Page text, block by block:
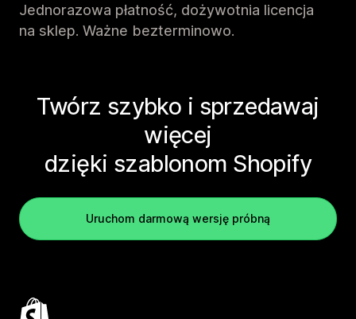
Jednorazowa płatność, dożywotnia licencja
na sklep. Ważne bezterminowo.
Twórz szybko i sprzedawaj
więcej
dzięki szablonom Shopify
Uruchom darmową wersję próbną